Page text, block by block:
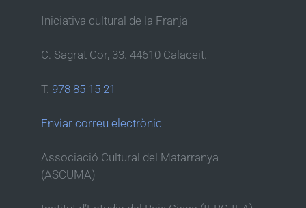
Iniciativa cultural de la Franja
C. Sagrat Cor, 33. 44610 Calaceit.
T. 978 85 15 21
Enviar correu electrònic
Associació Cultural del Matarranya
(ASCUMA)